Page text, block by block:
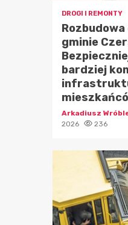
DROGI I REMONTY
gminie
bardziej
Arkadiusz
2026
236